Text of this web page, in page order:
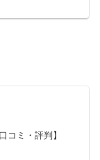
コミ・評判】